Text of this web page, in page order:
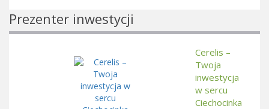
Prezenter inwestycji
Cerelis –
Twoja
inwestycja
w sercu
Ciechocinka